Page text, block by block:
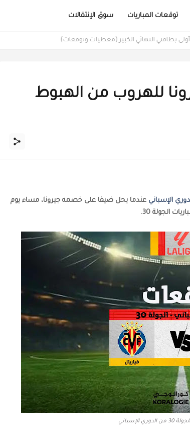
توقعات المباريات سوق الإنتقالات
بطاقتي النهائي الكبير (معطيات وتوقعات)
للهروب من الهبوط
الإسباني عندما يحل ضيفا على خصمه جيرونا، مساء يوم
الإسباني